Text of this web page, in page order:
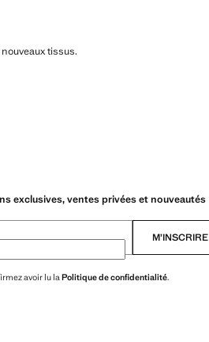
tissus.
exclusives, ventes privées et nouveautés
M’INSCRIRE
avoir lu la Politique de confidentialité.